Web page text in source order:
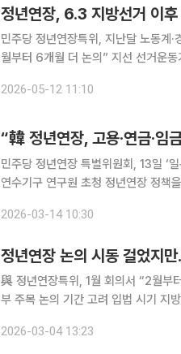
정년연장, 6.3 지방선거 이
민주당 정년연장특위, 지난달 노동계
월부터 6개월 더 논의” 지선 선거운동기간 이달
율이 쉽지 않은 데다, 노동계와 경영
2026-05-12 11:10
“韓 정년연장, 고용·연금·임
민주당 정년연장 특별위원회, 13일 ‘
연수기구 연구원 초청 정년연장 정책을 고용·연금·임금체계를 종합적으로 고려한 정책으로 접근해
주당 정년연장특별위원회가 개최한 ‘
2026-03-14 10:30
정년연장 논의 시동 걸었지
與 정년연장특위, 1월 회의서 “2월부터 6개월간 논의” 2월 TF 출
부 주목 논의 기간 고려 입법 시기 지방선거 이후로 넘어갈 듯 법정 정년을 현행 60세에서 65세로
태스크포스(TF)’가 이달 중 출범할지
2026-03-04 13:23